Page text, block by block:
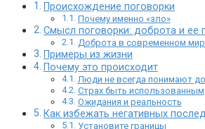
Происхождение поговорки
Почему именно «зло»
Смысл поговорки: доброта и ее
Доброта в современном
Примеры из жизни
Почему это происходит
Люди не всегда понимают
Страх быть использованным
Ожидания и реальность
Как избежать негативных
Установите границы